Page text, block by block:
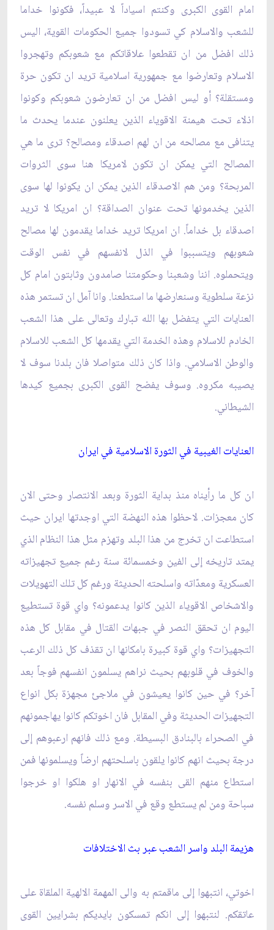
امام القوى الكبرى وكنتم اسياداً لا عبيداً، فكونوا خداما
للشعب والاسلام كي تسودوا جميع الحكومات القوية، اليس
ذلك افضل من ان تقطعوا علاقاتكم مع شعوبكم وتهجروا
الاسلام وتعارضوا مع جمهورية اسلامية تريد ان تكون حرة
ومستقلة؟ أو ليس افضل من ان تعارضون شعوبكم وكونوا
اذلاء تحت هيمنة الاقوياء الذين يعلنون عندما يحدث ما
يتنافى مع مصالحه من ان لهم اصدقاء ومصالح؟ ترى ما هي
المصالح التي يمكن ان تكون لامريكا هنا سوى الثروات
المربحة؟ ومن هم الاصدقاء الذين يمكن ان يكونوا لها سوى
الذين يخدمونها تحت عنوان الصداقة؟ ان امريكا لا تريد
اصدقاء بل خداماً. ان امريكا تريد خداما يقدمون لها مصالح
شعوبهم ويتسببوا في الذل لانفسهم في نفس الوقت
ويتحملوه. اننا وشعبنا وحكومتنا صامدون وثابتون امام كل
نزعة سلطوية وسنعارضها ما استطعنا. وانا آمل ان تستمر هذه
العنايات التي يتفضل بها الله تبارك وتعالى على هذا الشعب
الخادم للاسلام وهذه الخدمة التي يقدمها كل الشعب للاسلام
والوطن الاسلامي. واذا كان ذلك متواصلا فان بلدنا سوف لا
يصيبه مكروه. وسوف يفضح القوى الكبرى بجميع كيدها
الشيطاني.
العنايات الغيبية في الثورة الاسلامية في ايران‏
ان كل ما رأيناه منذ بداية الثورة وبعد الانتصار وحتى الان
كان معجزات. لاحظوا هذه النهضة التي اوجدتها ايران حيث
استطاعت ان تخرج من هذا البلد وتهزم مثل هذا النظام الذي
يمتد تاريخه إلى الفين وخمسمائة سنة رغم جميع تجهيزاته
العسكرية ومعدّاته واسلحته الحديثة ورغم كل تلك التهويلات
والاشخاص الاقوياء الذين كانوا يدعمونه؟ واي قوة تستطيع
اليوم ان تحقق النصر في جبهات القتال في مقابل كل هذه
التجهيزات؟ واي قوة كبيرة بامكانها ان تقذف كل ذلك الرعب
والخوف في قلوبهم بحيث نراهم يسلمون انفسهم فوجاً بعد
آخر؟ في حين كانوا يعيشون في ملاجئ مجهزة بكل انواع
التجهيزات الحديثة وفي المقابل فان اخوتكم كانوا يهاجمونهم
في الصحراء بالبنادق البسيطة. ومع ذلك فانهم ارعبوهم إلى
درجة بحيث انهم كانوا يلقون باسلحتهم ارضاً ويسلمونها فمن
استطاع منهم القى بنفسه في الانهار او هلكوا او خرجوا
سباحة ومن لم يستطع وقع في الاسر وسلم نفسه.
هزيمة البلد واسر الشعب عبر بث الاختلافات‏
اخوتي، انتبهوا إلى ماقمتم به والى المهمة الالهية الملقاة على
عاتقكم. لنتبهوا إلى انكم تمسكون بايديكم بشرايين القوى